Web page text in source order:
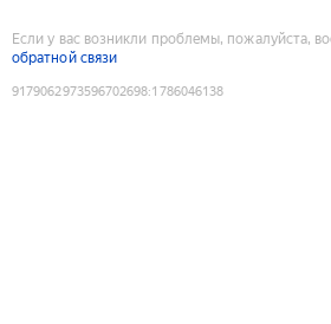
Если у вас возникли проблемы, пожалуйста,
обратной связи
9179062973596702698:1786046138